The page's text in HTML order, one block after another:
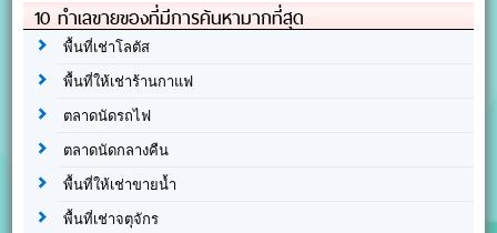
10 ทำเลขายของที่มีการค้นหามากที่สุด
พื้นที่เช่าโลตัส
พื้นที่ให้เช่าร้านกาแฟ
ตลาดนัดรถไฟ
ตลาดนัดกลางคืน
พื้นที่ให้เช่าขายน้ำ
พื้นที่เช่าจตุจักร